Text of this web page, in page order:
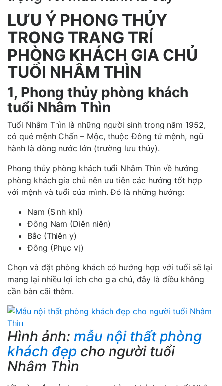
LƯU Ý PHONG THỦY
TRONG TRANG TRÍ
PHÒNG KHÁCH GIA CHỦ
TUỔI NHÂM THÌN
1, Phong thủy phòng khách
tuổi Nhâm Thìn
Tuổi Nhâm Thìn là những người sinh trong năm 1952,
có quẻ mệnh Chấn – Mộc, thuộc Đông tứ mệnh, ngũ
hành là dòng nước lớn (trường lưu thủy).
Phong thủy phòng khách tuổi Nhâm Thìn về hướng
phòng khách gia chủ nên ưu tiên các hướng tốt hợp
với mệnh và tuổi của mình. Đó là những hướng:
Nam (Sinh khí)
Đông Nam (Diên niên)
Bắc (Thiên y)
Đông (Phục vị)
Chọn và đặt phòng khách có hướng hợp với tuổi sẽ lại
mang lại nhiều lợi ích cho gia chủ, đây là điều không
cần bàn cãi thêm.
Hình ảnh: mẫu nội thất phòng
khách đẹp cho người tuổi
Nhâm Thìn